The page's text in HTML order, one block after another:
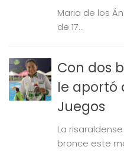
Maria de los
de 17...
Con dos
le aportó
Juegos
La
bronce este